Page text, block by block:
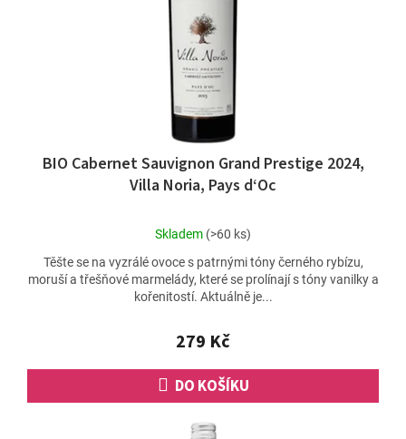
BIO Cabernet Sauvignon Grand Prestige 2024,
Villa Noria, Pays d‘Oc
Průměrné
produktu
je
4,8
5
hvězdiček.
Skladem (>60 ks)
279 Kč
DO KOŠÍKU
Těšte se na vyzrálé ovoce s patrnými tóny černého rybízu,
moruší a třešňové marmelády, které se prolínají s tóny vanilky a
kořenitostí. Aktuálně je...